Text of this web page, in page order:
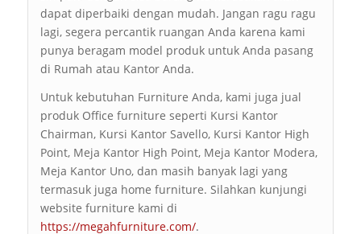
dapat diperbaiki dengan mudah. Jangan ragu ragu
lagi, segera percantik ruangan Anda karena kami
punya beragam model produk untuk Anda pasang
di Rumah atau Kantor Anda.
Untuk kebutuhan Furniture Anda, kami juga jual
produk Office furniture seperti Kursi Kantor
Chairman, Kursi Kantor Savello, Kursi Kantor High
Point, Meja Kantor High Point, Meja Kantor Modera,
Meja Kantor Uno, dan masih banyak lagi yang
termasuk juga home furniture. Silahkan kunjungi
website furniture kami di
https://megahfurniture.com/.